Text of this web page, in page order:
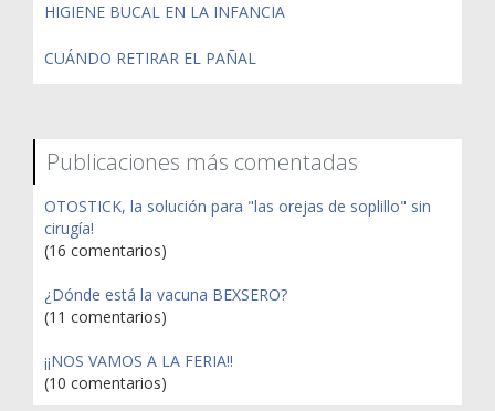
HIGIENE BUCAL EN LA INFANCIA
CUÁNDO RETIRAR EL PAÑAL
Publicaciones más comentadas
OTOSTICK, la solución para "las orejas de soplillo" sin
cirugía!
(16 comentarios)
¿Dónde está la vacuna BEXSERO?
(11 comentarios)
¡¡NOS VAMOS A LA FERIA!!
(10 comentarios)